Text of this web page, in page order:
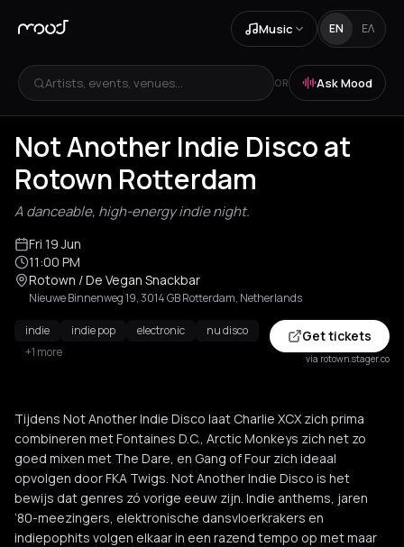
Music EN ΕΛ
Artists, events, venues... OR Ask Mood
Not Another Indie Disco at
Rotown Rotterdam
A danceable, high-energy indie night.
Fri 19 Jun
11:00 PM
Rotown / De Vegan Snackbar
Nieuwe Binnenweg 19, 3014 GB Rotterdam, Netherlands
indie indie pop electronic
nu disco
+1 more
Get tickets
via rotown.stager.co
Tijdens Not Another Indie Disco laat Charlie XCX zich prima
combineren met Fontaines D.C., Arctic Monkeys zich net zo
goed mixen met The Dare, en Gang of Four zich ideaal
opvolgen door FKA Twigs. Not Another Indie Disco is het
bewijs dat genres zó vorige eeuw zijn. Indie anthems, jaren
’80-meezingers, elektronische dansvloerkrakers en
indiepophits volgen elkaar in een razend tempo op met maar